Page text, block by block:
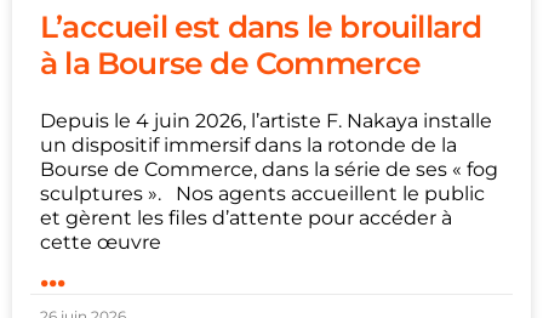
L’accueil est dans le brouillard
à la Bourse de Commerce
Depuis le 4 juin 2026, l’artiste F. Nakaya installe
un dispositif immersif dans la rotonde de la
Bourse de Commerce, dans la série de ses « fog
sculptures ». Nos agents accueillent le public
et gèrent les files d’attente pour accéder à
cette œuvre
...